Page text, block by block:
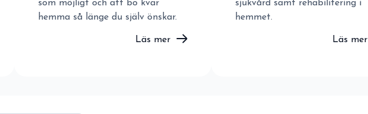
som möjligt och att bo kvar
hemma så länge du själv önskar.
Läs mer
sjukvård samt rehabilitering i
hemmet.
Läs mer